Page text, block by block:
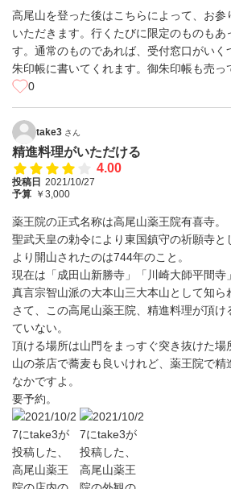
高尾山を登った後はこちらによって、お参
いただきます。行くたびに限定のものもあ
す。通常のものであれば、受付窓口がいく
朱印帳に書いてくれます。御朱印帳も売っ
0
take3 さん
精進料理がいただける
4.00
投稿日 2021/10/27
予算 ￥3,000
薬王院の正式名称は高尾山薬王院有喜寺。
聖武天皇の勅令により東国鎮守の祈願寺と
より開山されたのは744年のこと。
現在は「成田山新勝寺」「川崎大師平間寺
真言宗智山派の大本山三大本山として知ら
さて、この高尾山薬王院、精進料理が頂
ていない。
頂ける場所は山門をまっすぐ突き抜けた場
山の茶店で蕎麦も良いけれど、薬王院で
なかですよ。
要予約。